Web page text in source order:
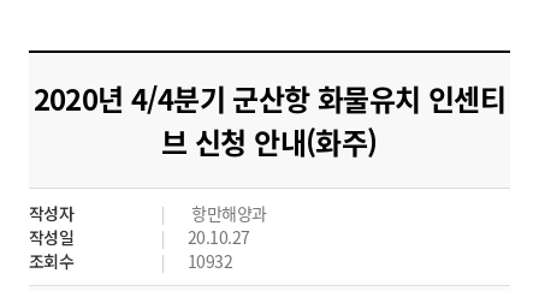
도
시
군
산
2020년 4/4분기 군산항 화물유치 인센티
브 신청 안내(화주)
작성자
항만해양과
작성일
20.10.27
조회수
10932